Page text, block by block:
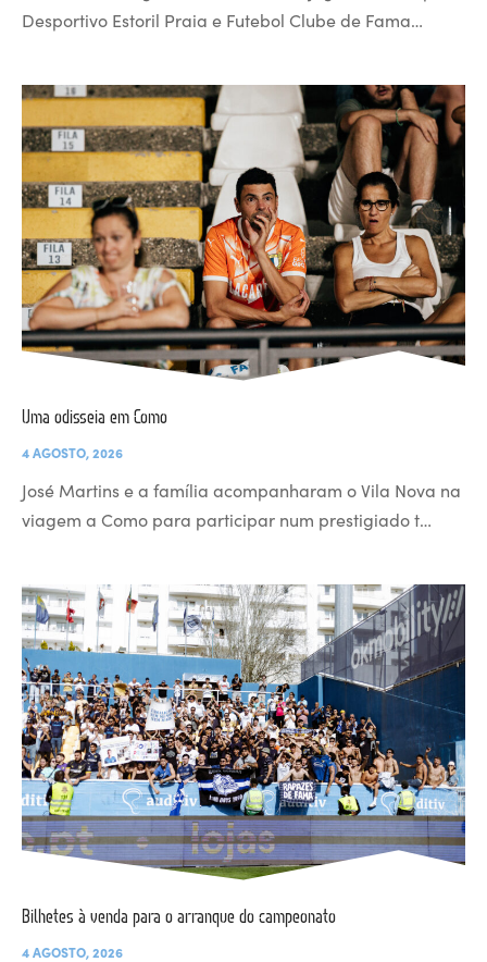
Desportivo Estoril Praia e Futebol Clube de Fama…
Uma odisseia em Como
4 AGOSTO, 2026
José Martins e a família acompanharam o Vila Nova na
viagem a Como para participar num prestigiado t…
Bilhetes à venda para o arranque do campeonato
4 AGOSTO, 2026